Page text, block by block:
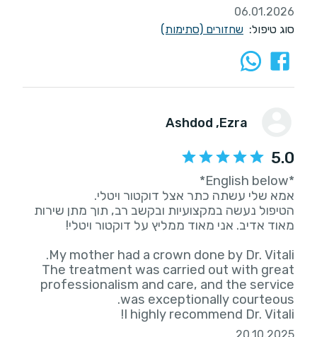
06.01.2026
סוג טיפול: שחזורים (סתימות)
Ezra
, Ashdod
5.0
הטיפול נעשה במקצועיות ובקשב רב, תוך מתן שירות
The treatment was carried out with great
professionalism and care, and the service
I highly recommend Dr. Vitali!